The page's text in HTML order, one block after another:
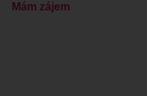
Mám zájem